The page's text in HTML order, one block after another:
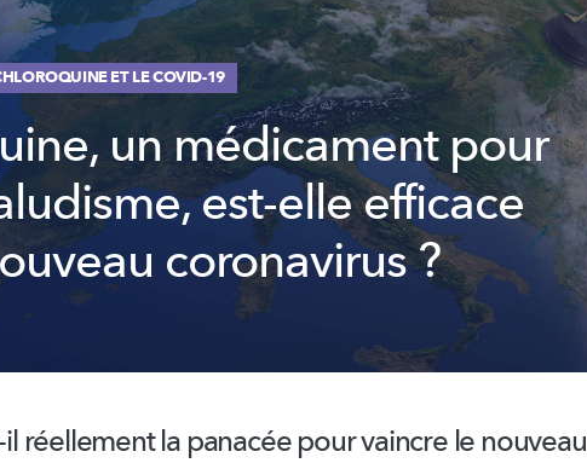
ET LE COVID-19
un médicament pour
est-elle efficace
coronavirus ?
il réellement la panacée pour vaincre le nouveau